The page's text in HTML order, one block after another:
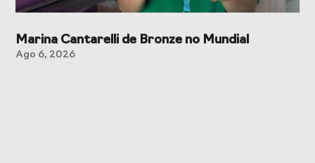
Marina Cantarelli de Bronze no Mundial
Ago 6, 2026